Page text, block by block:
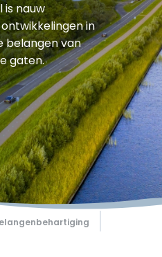
is nauw
in
belangen van
gaten.